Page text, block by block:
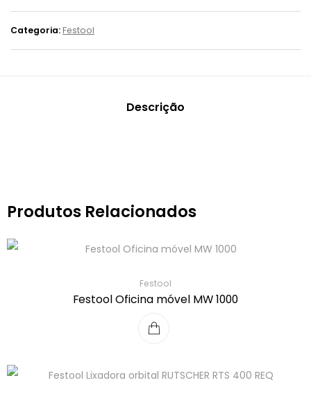
Categoria: Festool
Descrição
Produtos Relacionados
Festool
Festool Oficina móvel MW 1000